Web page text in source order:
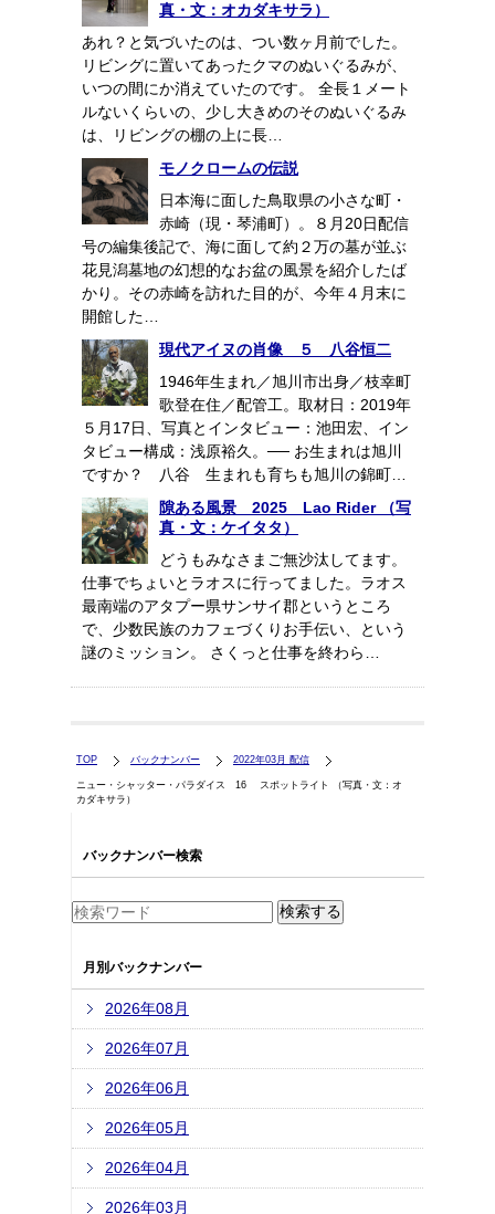
真・文：オカダキサラ）
あれ？と気づいたのは、つい数ヶ月前でした。
リビングに置いてあったクマのぬいぐるみが、
いつの間にか消えていたのです。 全長１メート
ルないくらいの、少し大きめのそのぬいぐるみ
は、リビングの棚の上に長…
モノクロームの伝説
日本海に面した鳥取県の小さな町・
赤崎（現・琴浦町）。８月20日配信
号の編集後記で、海に面して約２万の墓が並ぶ
花見潟墓地の幻想的なお盆の風景を紹介したば
かり。その赤崎を訪れた目的が、今年４月末に
開館した…
現代アイヌの肖像 ５ 八谷恒二
1946年生まれ／旭川市出身／枝幸町
歌登在住／配管工。取材日：2019年
５月17日、写真とインタビュー：池田宏、イン
タビュー構成：浅原裕久。── お生まれは旭川
ですか？ 八谷 生まれも育ちも旭川の錦町…
隙ある風景 2025 Lao Rider （写
真・文：ケイタタ）
どうもみなさまご無沙汰してます。
仕事でちょいとラオスに行ってました。ラオス
最南端のアタプー県サンサイ郡というところ
で、少数民族のカフェづくりお手伝い、という
謎のミッション。 さくっと仕事を終わら…
TOP バックナンバー 2022年03月 配信
ニュー・シャッター・パラダイス 16 スポットライト （写真・文：オ
カダキサラ）
バックナンバー検索
月別バックナンバー
2026年08月
2026年07月
2026年06月
2026年05月
2026年04月
2026年03月